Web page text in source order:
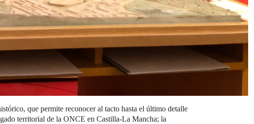
que permite reconocer al tacto hasta el último detalle
territorial de la ONCE en Castilla-La Mancha; la